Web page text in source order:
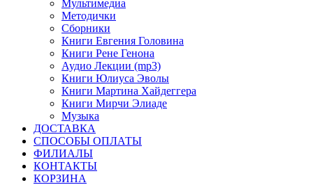
Мультимедиа
Методички
Сборники
Книги Евгения Головина
Книги Рене Генона
Аудио Лекции (mp3)
Книги Юлиуса Эволы
Книги Мартина Хайдеггера
Книги Мирчи Элиаде
Музыка
ДОСТАВКА
СПОСОБЫ ОПЛАТЫ
ФИЛИАЛЫ
КОНТАКТЫ
КОРЗИНА